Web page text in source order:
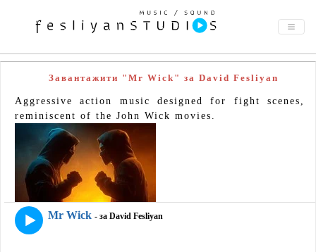
Завантажити "Mr Wick" за David Fesliyan
Aggressive action music designed for fight scenes,
reminiscent of the John Wick movies.
Mr Wick - за David Fesliyan